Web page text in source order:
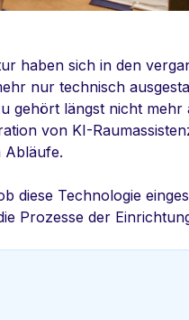
haben sich in den
nur technisch
gehört längst nicht mehr
von KI-
Abläufe.
diese Technologie
Prozesse der